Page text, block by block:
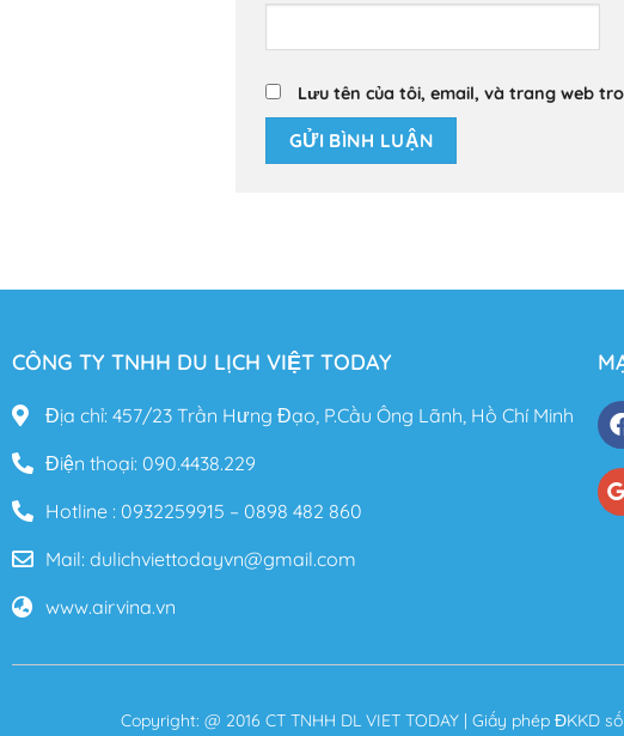
Lưu tên của tôi, email, và trang web
CÔNG TY TNHH DU LỊCH VIỆT TODAY
Địa chỉ: 457/23 Trần Hưng Đạo, P.Cầu Ông Lãnh, Hồ Chí Minh
Điện thoại: 090.4438.229
Hotline : 0932259915 – 0898 482 860
Mail: dulichviettodayvn@gmail.com
www.airvina.vn
Copyright: @ 2016 CT TNHH DL VIET TODAY | Giấy phép ĐKKD